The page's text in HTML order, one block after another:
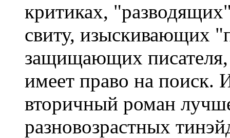
критиках,
свиту, изыскивающих
защищающих
имеет право на поиск.
вторичный роман
разновозрастных